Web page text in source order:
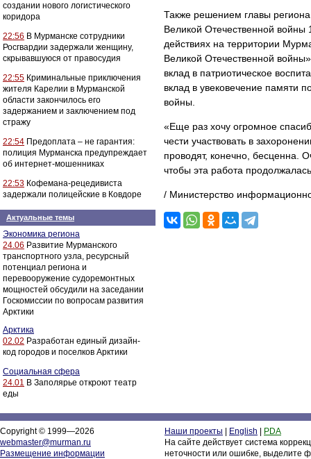
создании нового логистического
коридора
22:56 В Мурманске сотрудники
Росгвардии задержали женщину,
скрывавшуюся от правосудия
22:55 Криминальные приключения
жителя Карелии в Мурманской
области закончилось его
задержанием и заключением под
стражу
22:54 Предоплата – не гарантия:
полиция Мурманска предупреждает
об интернет-мошенниках
22:53 Кофемана-рецедивиста
задержали полицейские в Ковдоре
Актуальные темы
Экономика региона
24.06 Развитие Мурманского
транспортного узла, ресурсный
потенциал региона и
перевооружение судоремонтных
мощностей обсудили на заседании
Госкомиссии по вопросам развития
Арктики
Арктика
02.02 Разработан единый дизайн-
код городов и поселков Арктики
Социальная сфера
24.01 В Заполярье откроют театр
еды
Также решением главы
Великой Отечественной
действиях на территории
Великой Отечественной
вклад в патриотическое
вклад в увековечение памяти
войны.
«Еще раз хочу огромное
чести участвовать в
проводят, конечно, бесценна.
чтобы эта работа
/ Министерство
Copyright © 1999—2026
webmaster@murman.ru
Размещение информации
Наши проекты English
PDA
На сайте действует система
неточности или ошибке, выделите